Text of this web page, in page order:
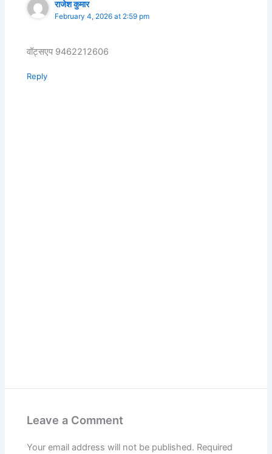
राजेश कुमार
February 4, 2026 at 2:59 pm
वॉट्सएप 9462212606
Reply
Leave a Comment
Your email address will not be published. Required